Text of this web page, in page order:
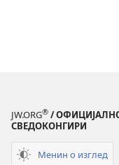
JW.ORG® /
СВЕДОКОНГИРИ
Менин о изглед